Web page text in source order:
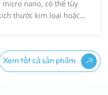
micro nano, có thể tùy
thước kim loại hoặc
Xem tất cả sản phẩm